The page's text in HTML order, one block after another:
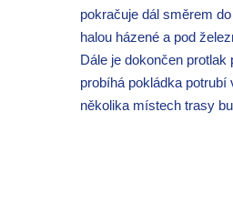
pokračuje dál směrem
halou házené a pod
Dále je dokončen
probíhá pokládka
několika místech trasy